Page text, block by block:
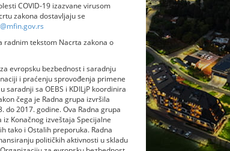
COVID-19 izazvane virusom
zakona dostavljaju se
radnim tekstom Nacrta zakona o
evropsku bezbednost i saradnju
i praćenju sprovođenja primene
sa OEBS i KDILjP koordinira
čega je Radna grupa izvršila
do 2017. godine. Ova Radna grupa
Konačnog izveštaja Specijalne
tako i Ostalih preporuka. Radna
političkih aktivnosti u skladu